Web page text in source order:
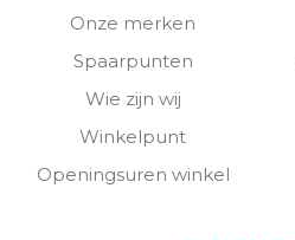
Onze merken
Spaarpunten
Wie zijn wij
Winkelpunt
Openingsuren winkel